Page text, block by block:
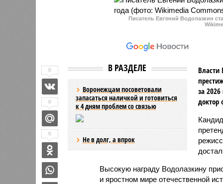
Писатель Евгений Водолазкин
В РАЗДЕЛЕ
Воронежцам посоветовали
запасаться наличкой и готовиться
к 4 дням проблем со связью
Не в долг, а впрок
Власти
за
доктор
Высокую награду Водолазкину
и яростном мире отечественной
0
0
0